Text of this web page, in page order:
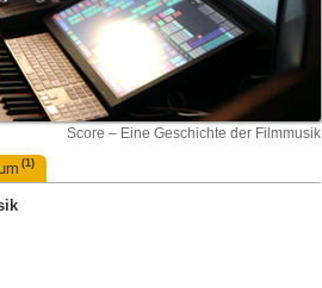
Score – Eine Geschichte der Filmmusik
(1)